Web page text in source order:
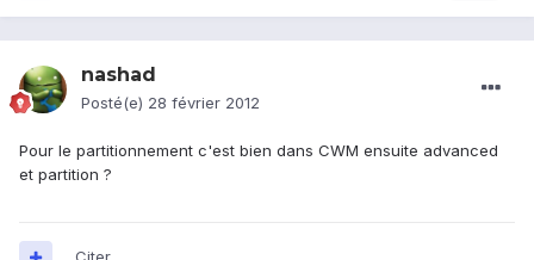
nashad
Posté(e) 28 février 2012
Pour le partitionnement c'est bien dans CWM ensuite advanced
et partition ?